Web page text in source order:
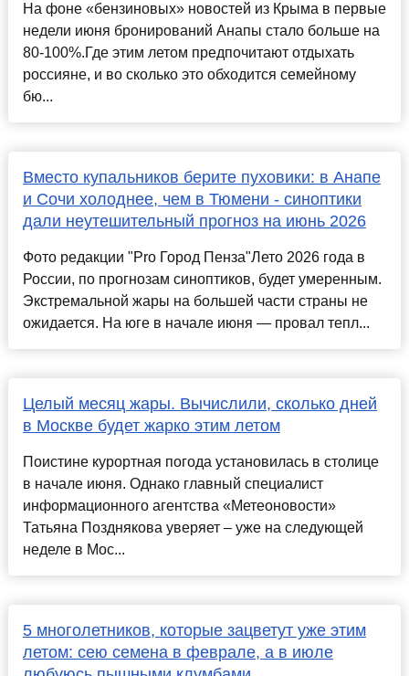
На фоне «бензиновых» новостей из Крыма в первые
недели июня бронирований Анапы стало больше на
80-100%.Где этим летом предпочитают отдыхать
россияне, и во сколько это обходится семейному
бю...
Вместо купальников берите пуховики: в Анапе
и Сочи холоднее, чем в Тюмени - синоптики
дали неутешительный прогноз на июнь 2026
Фото редакции "Pro Город Пенза"Лето 2026 года в
России, по прогнозам синоптиков, будет умеренным.
Экстремальной жары на большей части страны не
ожидается. На юге в начале июня — провал тепл...
Целый месяц жары. Вычислили, сколько дней
в Москве будет жарко этим летом
Поистине курортная погода установилась в столице
в начале июня. Однако главный специалист
информационного агентства «Метеоновости»
Татьяна Позднякова уверяет – уже на следующей
неделе в Мос...
5 многолетников, которые зацветут уже этим
летом: сею семена в феврале, а в июле